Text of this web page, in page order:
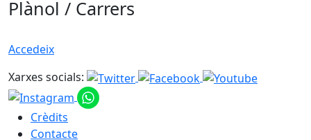
Plànol / Carrers
Accedeix
Xarxes socials:
Crèdits
Contacte